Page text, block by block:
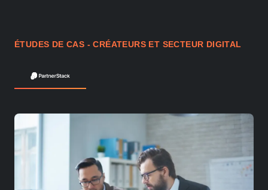
ÉTUDES DE CAS - CRÉATEURS ET SECTEUR DIGITAL